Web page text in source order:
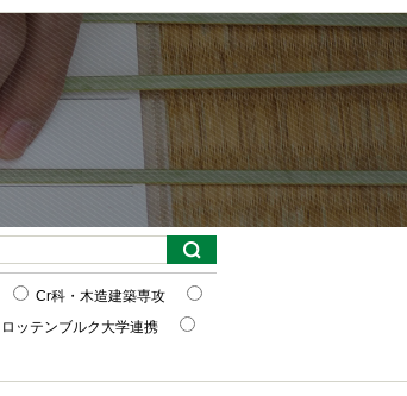
Cr科・木造建築専攻
ロッテンブルク大学連携